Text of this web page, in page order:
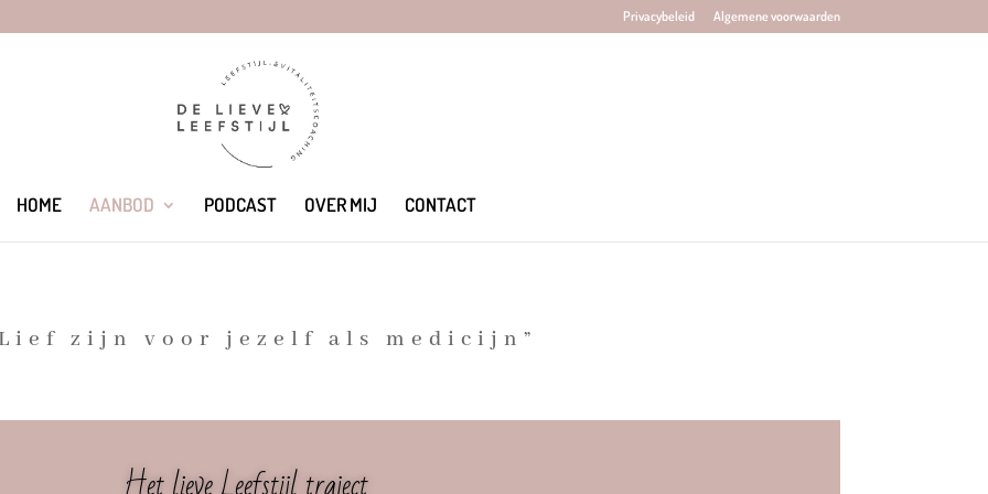
Privacybeleid Algemene voorwaarden
HOME AANBOD PODCAST OVER MIJ CONTACT
zijn voor jezelf als medicijn”